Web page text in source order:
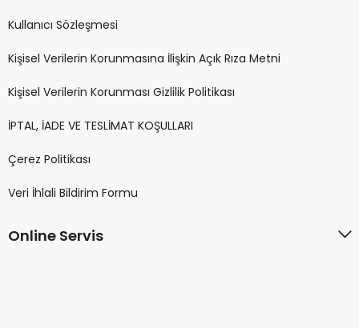
Kullanıcı Sözleşmesi
Kişisel Verilerin Korunmasına İlişkin Açık Rıza Metni
Kişisel Verilerin Korunması Gizlilik Politikası
İPTAL, İADE VE TESLİMAT KOŞULLARI
Çerez Politikası
Veri İhlali Bildirim Formu
Online Servis